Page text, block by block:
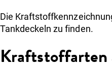
Die
Tankdeckeln zu finden.
Kraftstoffarten